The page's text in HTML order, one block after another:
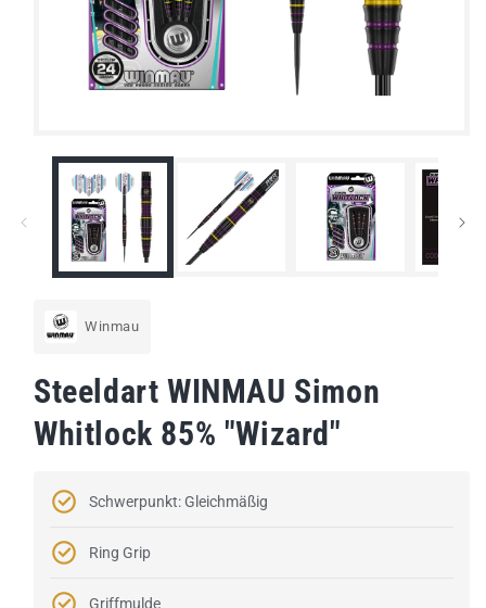
Modal
öffnen
Winmau
Steeldart WINMAU Simon
Whitlock 85% "Wizard"
Schwerpunkt: Gleichmäßig
Ring Grip
Griffmulde